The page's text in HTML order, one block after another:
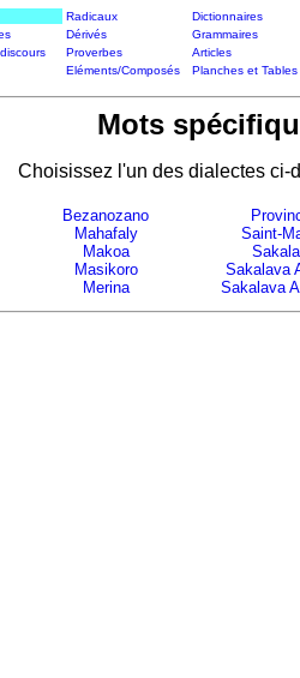
Radicaux
Dictionnaires
Dérivés
Grammaires
Proverbes
Articles
Eléments/Composés Planches et Tables
Mots
Choisissez l'un des dialectes ci-
Bezanozano
Mahafaly
Makoa
Masikoro
Merina
Saint-
Sakalava
Sakalava